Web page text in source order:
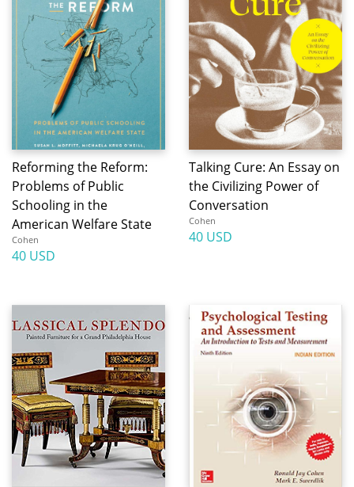
Reforming the Reform:
Problems of Public
Schooling in the
American Welfare State
Cohen
40 USD
Talking Cure: An Essay on
the Civilizing Power of
Conversation
Cohen
40 USD